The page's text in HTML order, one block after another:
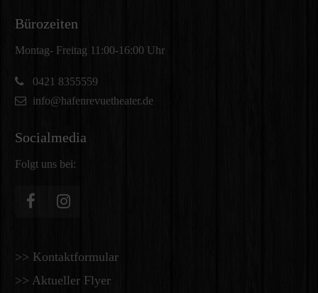
Bürozeiten
Montag- Freitag 11:00-16:00 Uhr
0421 8355559
info@hafenrevuetheater.de
Socialmedia
Folgt uns bei:
>> Kontaktformular
>> Aktueller Flyer